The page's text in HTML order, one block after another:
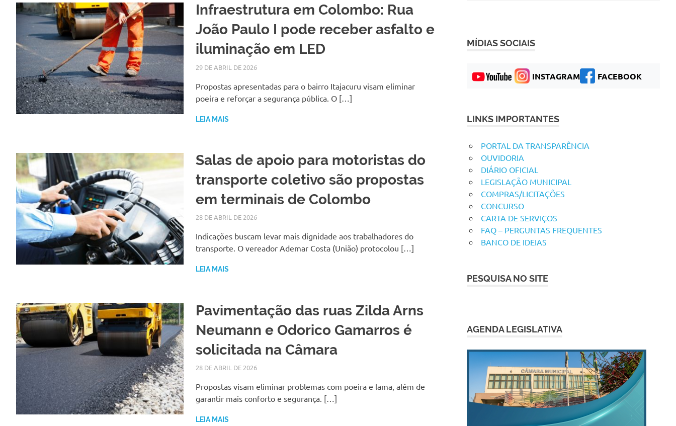
Infraestrutura em Colombo: Rua
João Paulo I pode receber asfalto e
iluminação em LED
29 DE ABRIL DE 2026LARISSA TURKO
NOTÍCIAS
Propostas apresentadas para o bairro Itajacuru visam eliminar
poeira e reforçar a segurança pública. O […]
LEIA MAIS
Salas de apoio para motoristas do
transporte coletivo são propostas
em terminais de Colombo
28 DE ABRIL DE 2026LARISSA TURKO
NOTÍCIAS
Indicações buscam levar mais dignidade aos trabalhadores do
transporte. O vereador Ademar Costa (União) protocolou […]
LEIA MAIS
Pavimentação das ruas Zilda Arns
Neumann e Odorico Gamarros é
solicitada na Câmara
28 DE ABRIL DE 2026LARISSA TURKO
NOTÍCIAS
Propostas visam eliminar problemas com poeira e lama, além de
garantir mais conforto e segurança. […]
LEIA MAIS
MÍDIAS SOCIAIS
INSTAGRAM FACEBOOK
LINKS IMPORTANTES
PORTAL DA TRANSPARÊNCIA
OUVIDORIA
DIÁRIO OFICIAL
LEGISLAÇÃO MUNICIPAL
COMPRAS/LICITAÇÕES
CONCURSO
CARTA DE SERVIÇOS
FAQ – PERGUNTAS FREQUENTES
BANCO DE IDEIAS
PESQUISA NO SITE
AGENDA LEGISLATIVA